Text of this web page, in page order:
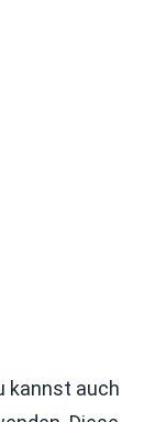
kannst auch